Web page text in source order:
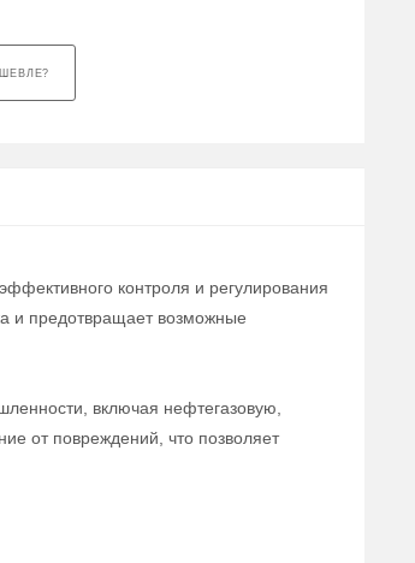
контроля и регулирования
и предотвращает возможные
включая нефтегазовую,
от повреждений, что позволяет